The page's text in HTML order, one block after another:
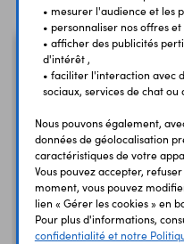
Câble USB Type-C 2 en 1
TPX00094
• mesurer l'audience et les
• personnaliser nos offres
• afficher des publicités
d'intérêt ,
• faciliter l'interaction avec
sociaux, services de chat ou
Nous pouvons également,
données de géolocalisation
caractéristiques de votre
Vous pouvez accepter,
moment, vous pouvez
lien « Gérer les cookies » en
Pour plus d'informations,
confidentialité et notre